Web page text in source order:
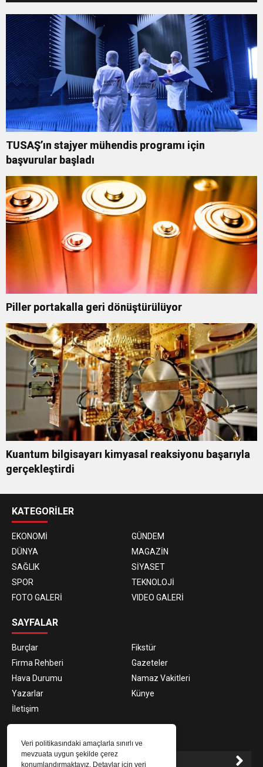
Veri politikasındaki amaçlarla sınırlı ve
mevzuata uygun şekilde çerez
konumlandırmaktayız. Detaylar için veri
TUSAŞ’ın stajyer mühendis programı için
başvurular başladı
Piller portakalla geri dönüştürülüyor
Kuantum bilgisayarı kimyasal reaksiyonu başarıyla
gerçekleştirdi
KATEGORİLER
EKONOMİ
GÜNDEM
DÜNYA
MAGAZİN
SAĞLIK
SİYASET
SPOR
TEKNOLOJİ
FOTO GALERİ
VIDEO GALERİ
SAYFALAR
Burçlar
Fikstür
Firma Rehberi
Gazeteler
Hava Durumu
Namaz Vakitleri
Yazarlar
Künye
İletişim